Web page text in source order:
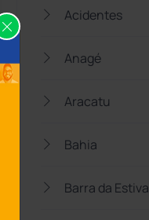
Acidentes
Anagé
Aracatu
Bahia
Barra da Estiva